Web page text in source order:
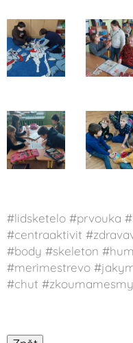
#lidsketelo #prvouka
#centraaktivit
#body #skeleton
#merimestrevo
#chut